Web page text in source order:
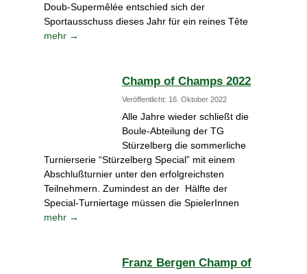
S
t
o
Doub-Supermêlée entschied sich der
Sportausschuss dieses Jahr für ein reines Tête
mehr →
Champ of Champs 2022
Veröffentlicht: 16. Oktober 2022
Alle Jahre wieder schließt die
Boule-Abteilung der TG
Stürzelberg die sommerliche
Turnierserie “Stürzelberg Special” mit einem
Abschlußturnier unter den erfolgreichsten
Teilnehmern. Zumindest an der Hälfte der
Special-Turniertage müssen die SpielerInnen
mehr →
Franz Bergen Champ of